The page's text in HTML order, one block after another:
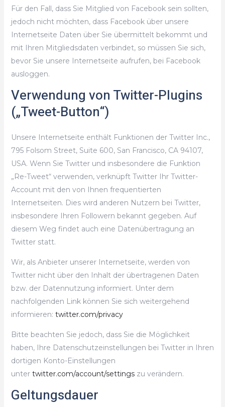
Für den Fall, dass Sie Mitglied von Facebook sein sollten,
jedoch nicht möchten, dass Facebook über unsere
Internetseite Daten über Sie übermittelt bekommt und
mit Ihren Mitgliedsdaten verbindet, so müssen Sie sich,
bevor Sie unsere Internetseite aufrufen, bei Facebook
ausloggen.
Verwendung von Twitter-Plugins
(„Tweet-Button“)
Unsere Internetseite enthält Funktionen der Twitter Inc.,
795 Folsom Street, Suite 600, San Francisco, CA 94107,
USA. Wenn Sie Twitter und insbesondere die Funktion
„Re-Tweet“ verwenden, verknüpft Twitter Ihr Twitter-
Account mit den von Ihnen frequentierten
Internetseiten. Dies wird anderen Nutzern bei Twitter,
insbesondere Ihren Followern bekannt gegeben. Auf
diesem Weg findet auch eine Datenübertragung an
Twitter statt.
Wir, als Anbieter unserer Internetseite, werden von
Twitter nicht über den Inhalt der übertragenen Daten
bzw. der Datennutzung informiert. Unter dem
nachfolgenden Link können Sie sich weitergehend
informieren: twitter.com/privacy
Bitte beachten Sie jedoch, dass Sie die Möglichkeit
haben, Ihre Datenschutzeinstellungen bei Twitter in Ihren
dortigen Konto-Einstellungen
unter twitter.com/account/settingszu verändern.
Geltungsdauer